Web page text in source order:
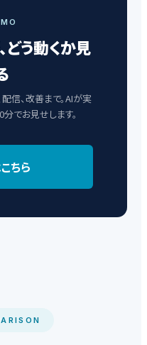
どう動くか見
信、改善まで。AIが実
でお見せします。
ちら